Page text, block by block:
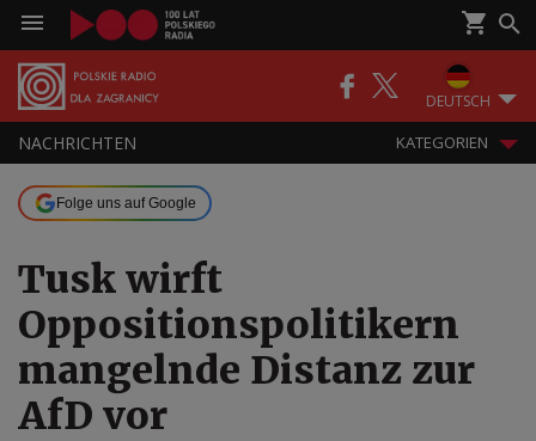
DEUTSCH
NACHRICHTEN KATEGORIEN
Folge uns auf Google
Tusk wirft
Oppositionspolitikern
mangelnde Distanz zur
AfD vor